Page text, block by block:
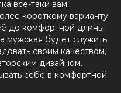
всё-таки вам
короткому варианту
до комфортной длины
мужская будет служить
своим качеством,
дизайном.
себе в комфортной